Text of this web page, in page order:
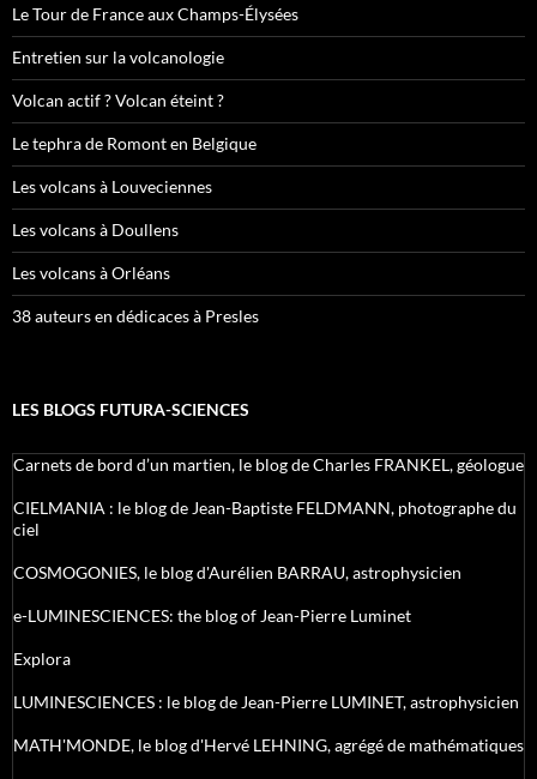
Le Tour de France aux Champs-Élysées
Entretien sur la volcanologie
Volcan actif ? Volcan éteint ?
Le tephra de Romont en Belgique
Les volcans à Louveciennes
Les volcans à Doullens
Les volcans à Orléans
38 auteurs en dédicaces à Presles
LES BLOGS FUTURA-SCIENCES
Carnets de bord d’un martien, le blog de Charles FRANKEL, géologue
CIELMANIA : le blog de Jean-Baptiste FELDMANN, photographe du
ciel
COSMOGONIES, le blog d'Aurélien BARRAU, astrophysicien
e-LUMINESCIENCES: the blog of Jean-Pierre Luminet
Explora
LUMINESCIENCES : le blog de Jean-Pierre LUMINET, astrophysicien
MATH'MONDE, le blog d'Hervé LEHNING, agrégé de mathématiques